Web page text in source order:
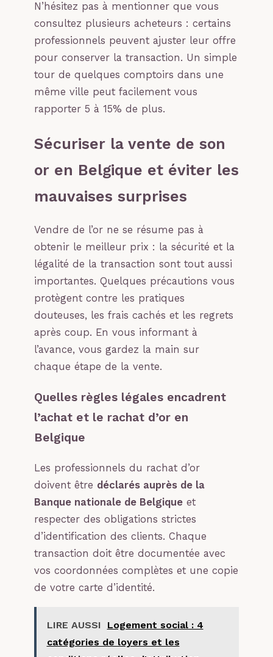
N’hésitez pas à mentionner que vous
consultez plusieurs acheteurs : certains
professionnels peuvent ajuster leur offre
pour conserver la transaction. Un simple
tour de quelques comptoirs dans une
même ville peut facilement vous
rapporter 5 à 15% de plus.
Sécuriser la vente de son
or en Belgique et éviter les
mauvaises surprises
Vendre de l’or ne se résume pas à
obtenir le meilleur prix : la sécurité et la
légalité de la transaction sont tout aussi
importantes. Quelques précautions vous
protègent contre les pratiques
douteuses, les frais cachés et les regrets
après coup. En vous informant à
l’avance, vous gardez la main sur
chaque étape de la vente.
Quelles règles légales encadrent
l’achat et le rachat d’or en
Belgique
Les professionnels du rachat d’or
doivent être déclarés auprès de la
Banque nationale de Belgique et
respecter des obligations strictes
d’identification des clients. Chaque
transaction doit être documentée avec
vos coordonnées complètes et une copie
de votre carte d’identité.
LIRE AUSSI
Logement social : 4
catégories de loyers et les